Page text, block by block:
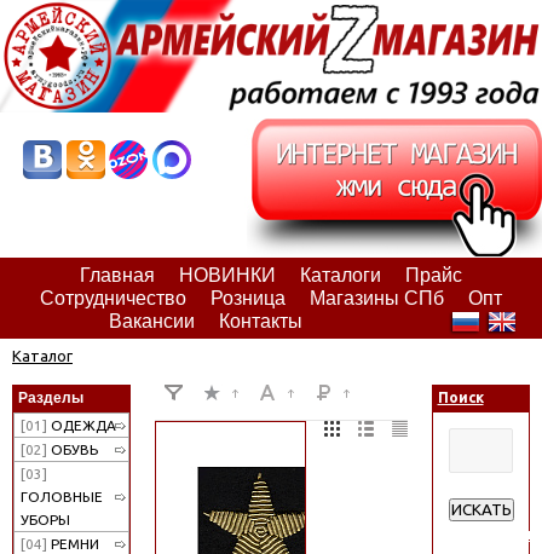
Главная НОВИНКИ Каталоги
Прайс
Сотрудничество
Розница Магазины СПб
Опт
Вакансии
Контакты
Каталог
Разделы
[01] ОДЕЖДА
[02] ОБУВЬ
[03]
ГОЛОВНЫЕ
УБОРЫ
[04] РЕМНИ
Поиск
ИСКАТЬ